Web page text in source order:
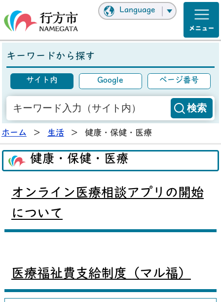
Language
キーワードから探す
サイト内 Google ページ番号
ホーム > 生活 > 健康・保健・医療
健康・保健・医療
オンライン医療相談アプリの開始
について
医療福祉費支給制度（マル福）